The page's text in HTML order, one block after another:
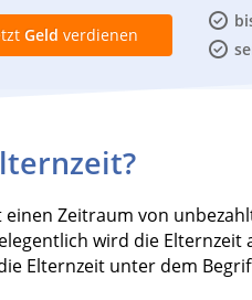
Geld verdienen
einen Zeitraum von
wird die
Elternzeit unter dem